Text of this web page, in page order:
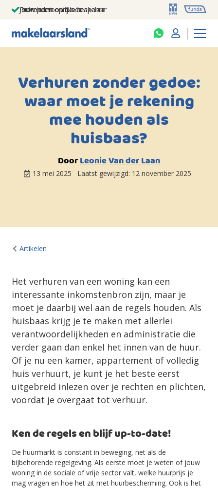
Jouw persoonlijke makelaar
Duizenden euro's besparen
Prominent op funda
Verhuren zonder gedoe:
waar moet je rekening
mee houden als
huisbaas?
DoorLeonie Van der Laan
13 mei 2025 Laatst gewijzigd: 12 november 2025
Artikelen
Het verhuren van een woning kan een
interessante inkomstenbron zijn, maar je
moet je daarbij wel aan de regels houden. Als
huisbaas krijg je te maken met allerlei
verantwoordelijkheden en administratie die
verder gaan dan enkel het innen van de huur.
Of je nu een kamer, appartement of volledig
huis verhuurt, je kunt je het beste eerst
uitgebreid inlezen over je rechten en plichten,
voordat je overgaat tot verhuur.
Ken de regels en blijf up-to-date!
De huurmarkt is constant in beweging, net als de
bijbehorende regelgeving. Als eerste moet je weten of jouw
woning in de sociale of vrije sector valt, welke huurprijs je
mag vragen en hoe het zit met huurbescherming. Ook is het